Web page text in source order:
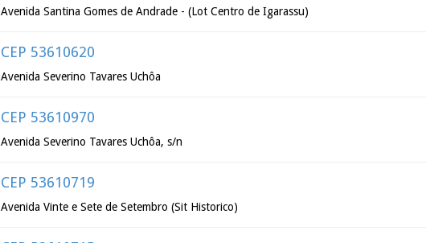
Avenida Santina Gomes de Andrade - (Lot Centro de Igarassu)
CEP 53610620
Avenida Severino Tavares Uchôa
CEP 53610970
Avenida Severino Tavares Uchôa, s/n
CEP 53610719
Avenida Vinte e Sete de Setembro (Sit Historico)